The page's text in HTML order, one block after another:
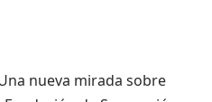
nueva mirada sobre